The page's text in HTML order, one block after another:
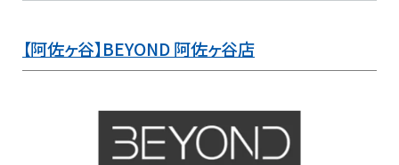
【阿佐ヶ谷】BEYOND 阿佐ヶ谷店